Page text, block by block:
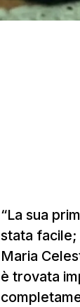
“La sua
stata facile;
Maria
è trovata